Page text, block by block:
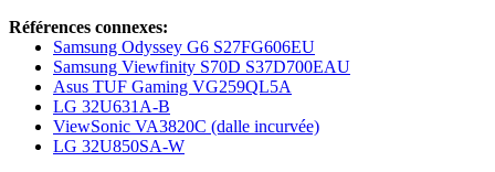
Références connexes:
Samsung Odyssey G6 S27FG606EU
Samsung Viewfinity S70D S37D700EAU
Asus TUF Gaming VG259QL5A
LG 32U631A-B
ViewSonic VA3820C (dalle incurvée)
LG 32U850SA-W